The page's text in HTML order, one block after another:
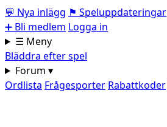
💬 Nya inlägg ⚑ Speluppdateringar
➕ Bli medlem Logga in
☰ Meny
Bläddra efter spel
Forum ▾
Ordlista Frågesporter Rabattkoder